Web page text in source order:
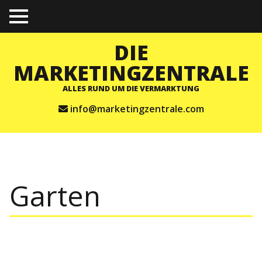
TO
GGL
DIE
MARKETINGZENTRALE
ALLES RUND UM DIE VERMARKTUNG
info@marketingzentrale.com
Garten